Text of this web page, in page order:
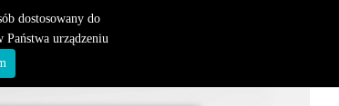
nowy klient
dostosowany do
Państwa urządzeniu